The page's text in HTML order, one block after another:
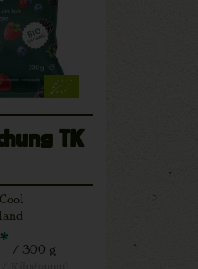
TK
* / 300 g